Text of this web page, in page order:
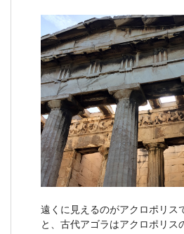
遠くに見えるのがアクロポリス
と、古代アゴラはアクロポリス